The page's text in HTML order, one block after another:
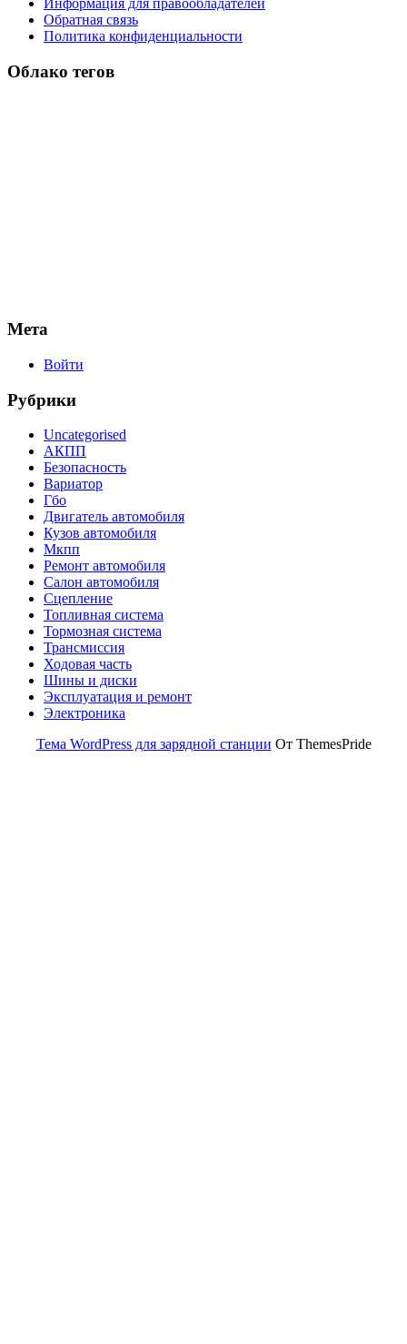
Информация для правообладателей
Обратная связь
Политика конфиденциальности
Облако тегов
Мета
Войти
Рубрики
Uncategorised
АКПП
Безопасность
Вариатор
Гбо
Двигатель автомобиля
Кузов автомобиля
Мкпп
Ремонт автомобиля
Салон автомобиля
Сцепление
Топливная система
Тормозная система
Трансмиссия
Ходовая часть
Шины и диски
Эксплуатация и ремонт
Электроника
Тема WordPress для зарядной станции От ThemesPride